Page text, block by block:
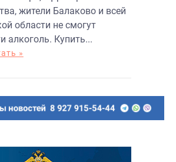
жители Балаково и всей
области не смогут
алкоголь. Купить...
»